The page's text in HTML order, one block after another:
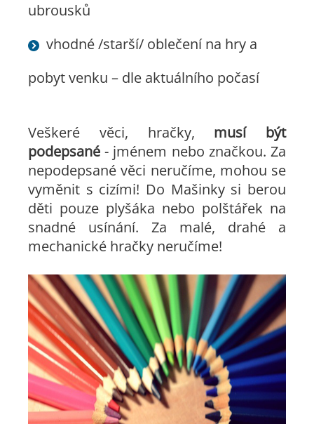
ubrousků
vhodné /starší/ oblečení na hry a
pobyt venku – dle aktuálního počasí
Veškeré věci, hračky, musí být
podepsané - jménem nebo značkou. Za
nepodepsané věci neručíme, mohou se
vyměnit s cizími! Do Mašinky si berou
děti pouze plyšáka nebo polštářek na
snadné usínání. Za malé, drahé a
mechanické hračky neručíme!